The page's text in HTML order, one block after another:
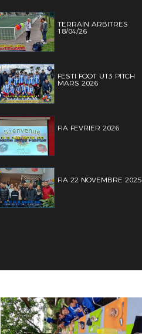
TERRAIN ARBITRES
18/04/26
FESTI FOOT U13 PITCH
MARS 2026
FIA FEVRIER 2026
FIA 22 NOVEMBRE 2025